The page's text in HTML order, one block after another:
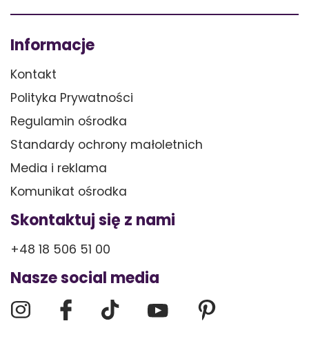
Informacje
Kontakt
Polityka Prywatności
Regulamin ośrodka
Standardy ochrony małoletnich
Media i reklama
Komunikat ośrodka
Skontaktuj się z nami
+48 18 506 51 00
Nasze social media